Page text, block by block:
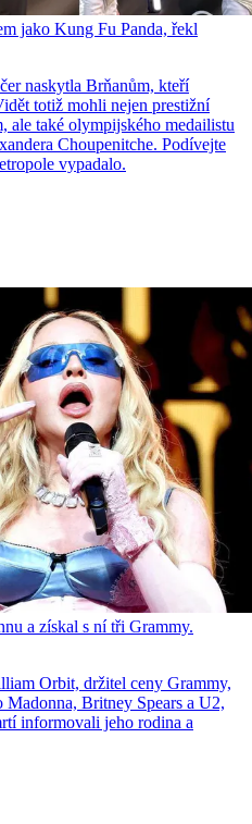
jako Kung Fu Panda, řekl
naskytla Brňanům, kteří
totiž mohli nejen prestižní
ale také olympijského medailistu
Choupenitche. Podívejte
vypadalo.
a získal s ní tři Grammy.
Orbit, držitel ceny Grammy,
Britney Spears a U2,
informovali jeho rodina a